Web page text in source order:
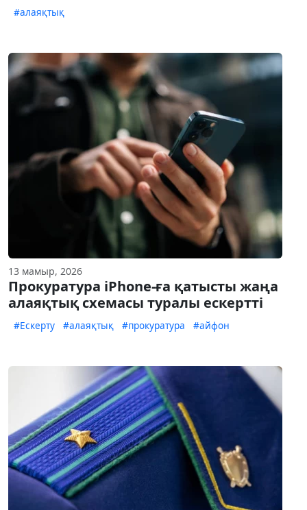
#алаяқтық
13 мамыр, 2026
Прокуратура iPhone-ға қатысты жаңа
алаяқтық схемасы туралы ескертті
#Ескерту #алаяқтық #прокуратура #айфон